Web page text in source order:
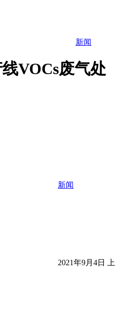
新闻
VOCs废气处
新闻
2021年9月4日 上